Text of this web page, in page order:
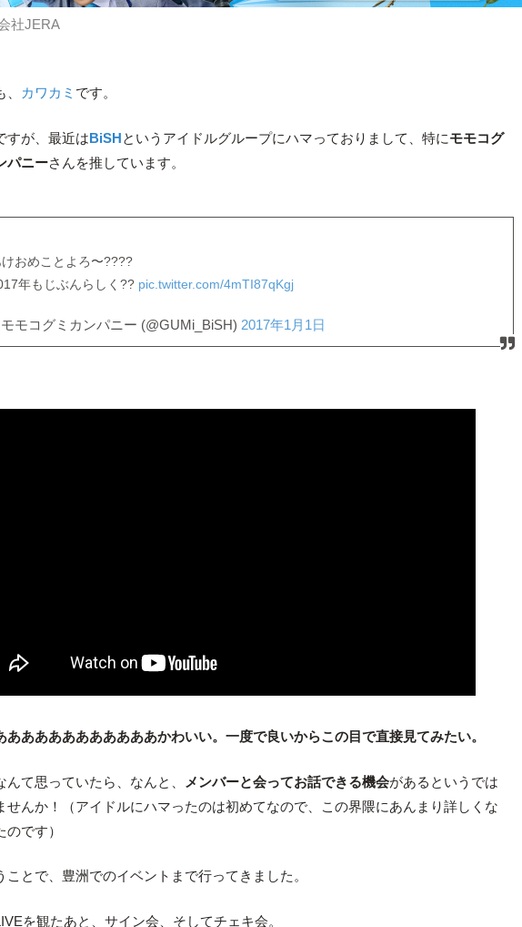
社JERA
カワカミ です。
すが、最近はBiSHというアイドルグループにハマっておりまして、特にモモコグ
パニーさんを推しています。
けおめことよろ〜????
年もじぶんらしく?? pic.twitter.com/4mTI87qKgj
モコグミカンパニー (@GUMi_BiSH) 2017年1月1日
あああああああああああかわいい。一度で良いからこの目で直接見てみたい。
て思っていたら、なんと、 メンバーと会ってお話できる機会があるというでは
せんか！（アイドルにハマったのは初めてなので、この界隈にあんまり詳しくな
のです）
ことで、豊洲でのイベントまで行ってきました。
を観たあと、サイン会、そしてチェキ会。